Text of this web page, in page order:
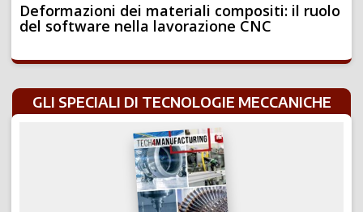
Deformazioni dei materiali compositi: il ruolo
del software nella lavorazione CNC
GLI SPECIALI DI TECNOLOGIE MECCANICHE